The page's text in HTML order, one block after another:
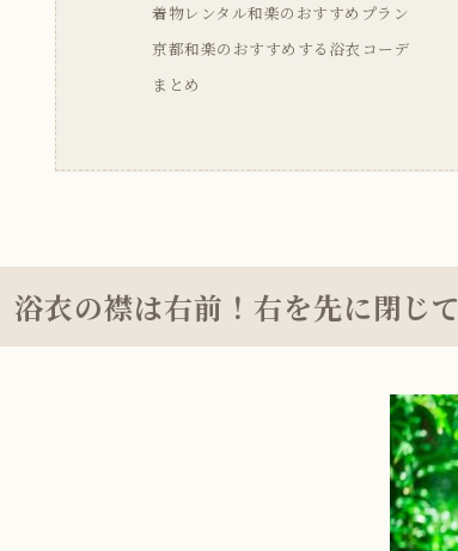
着物レンタル和楽のおすすめプラン
京都和楽のおすすめする浴衣コーデ
まとめ
浴衣の襟は右前！右を先に閉じて